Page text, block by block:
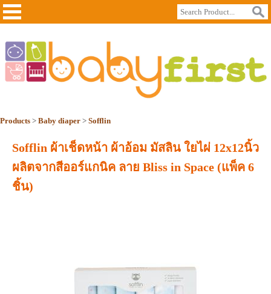
Products > Baby diaper > Sofflin
Sofflin ผ้าเช็ดหน้า ผ้าอ้อม มัสลิน ใยไผ่ 12x12นิ้ว
ผลิตจากสีออร์แกนิค ลาย Bliss in Space (แพ็ค 6
ชิ้น)